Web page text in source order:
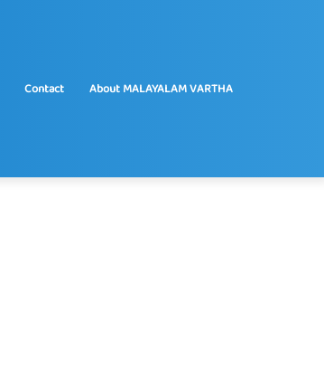
Contact About MALAYALAM VARTHA